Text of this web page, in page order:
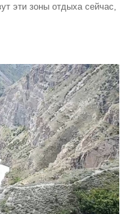
эти зоны отдыха сейчас,